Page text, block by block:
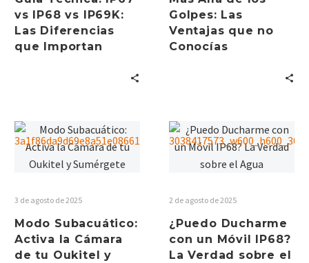
vs IP68 vs IP69K:
Las Diferencias
que Importan
Golpes: Las
Ventajas que no
Conocías
3 de agosto de 2025
Modo Subacuático:
Activa la Cámara
de tu Oukitel y
2 de agosto de 2025
¿Puedo Ducharme
con un Móvil IP68?
La Verdad sobre el